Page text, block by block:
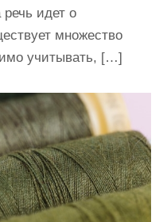
речь идет о
множество
учитывать, […]